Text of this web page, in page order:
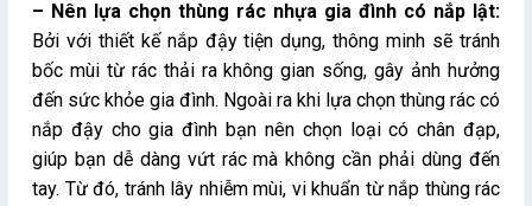
– Nên lựa chọn thùng rác nhựa gia đình có nắp lật:
Bởi với thiết kế nắp đậy tiện dụng, thông minh sẽ tránh
bốc mùi từ rác thải ra không gian sống, gây ảnh hưởng
đến sức khỏe gia đình. Ngoài ra khi lựa chọn thùng rác có
nắp đậy cho gia đình bạn nên chọn loại có chân đạp,
giúp bạn dễ dàng vứt rác mà không cần phải dùng đến
tay. Từ đó, tránh lây nhiễm mùi, vi khuẩn từ nắp thùng rác